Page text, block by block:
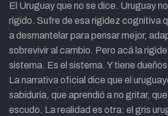
El Uruguay que no se dice. Uruguay
rígido. Sufre de esa rigidez cognitiva
a desmantelar para pensar mejor,
sobrevivir al cambio. Pero acá la
sistema. Es el sistema. Y tiene
La narrativa oficial dice que el
sabiduría, que aprendió a no gritar,
escudo. La realidad es otra: el gris